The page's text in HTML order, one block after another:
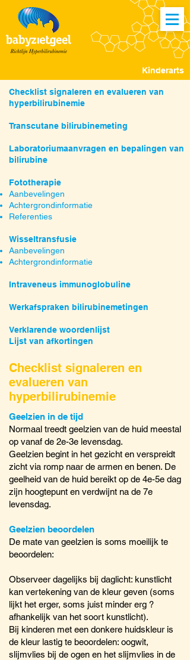
Kinderarts
Checklist signaleren en evalueren van
hyperbilirubinemie
Transcutane bilirubinemeting
Laboratoriumaanvragen en bepalingen van
bilirubine
Fototherapie
Aanbevelingen
Achtergrondinformatie
Referenties
Wisseltransfusie
Aanbevelingen
Achtergrondinformatie
Intraveneus immunoglobuline
Werkafspraken bilirubinemetingen
Verklarende woordenlijst
Lijst van afkortingen
Checklist signaleren en
evalueren van
hyperbilirubinemie
Geelzien in de tijd
Normaal treedt geelzien van de huid meestal
op vanaf de 2e-3e levensdag.
Geelzien begint in het gezicht en verspreidt
zicht via romp naar de armen en benen. De
geelheid van de huid bereikt op de 4e-5e dag
zijn hoogtepunt en verdwijnt na de 7e
levensdag.
Geelzien beoordelen
De mate van geelzien is soms moeilijk te
beoordelen:
Observeer dagelijks bij daglicht: kunstlicht
kan vertekening van de kleur geven (soms
lijkt het erger, soms juist minder erg ?
afhankelijk van het soort kunstlicht).
Bij kinderen met een donkere huidskleur is
de kleur lastig te beoordelen: oogwit,
slijmvlies bij de ogen en het slijmvlies in de